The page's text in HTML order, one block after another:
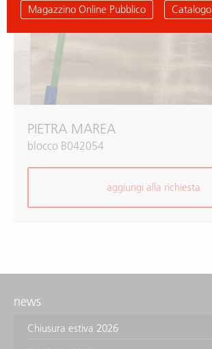
PIETRA MAREA
blocco B042054
aggiungi alla richiesta
news
Chiusura estiva 2026
Magazzino Online Pubblico